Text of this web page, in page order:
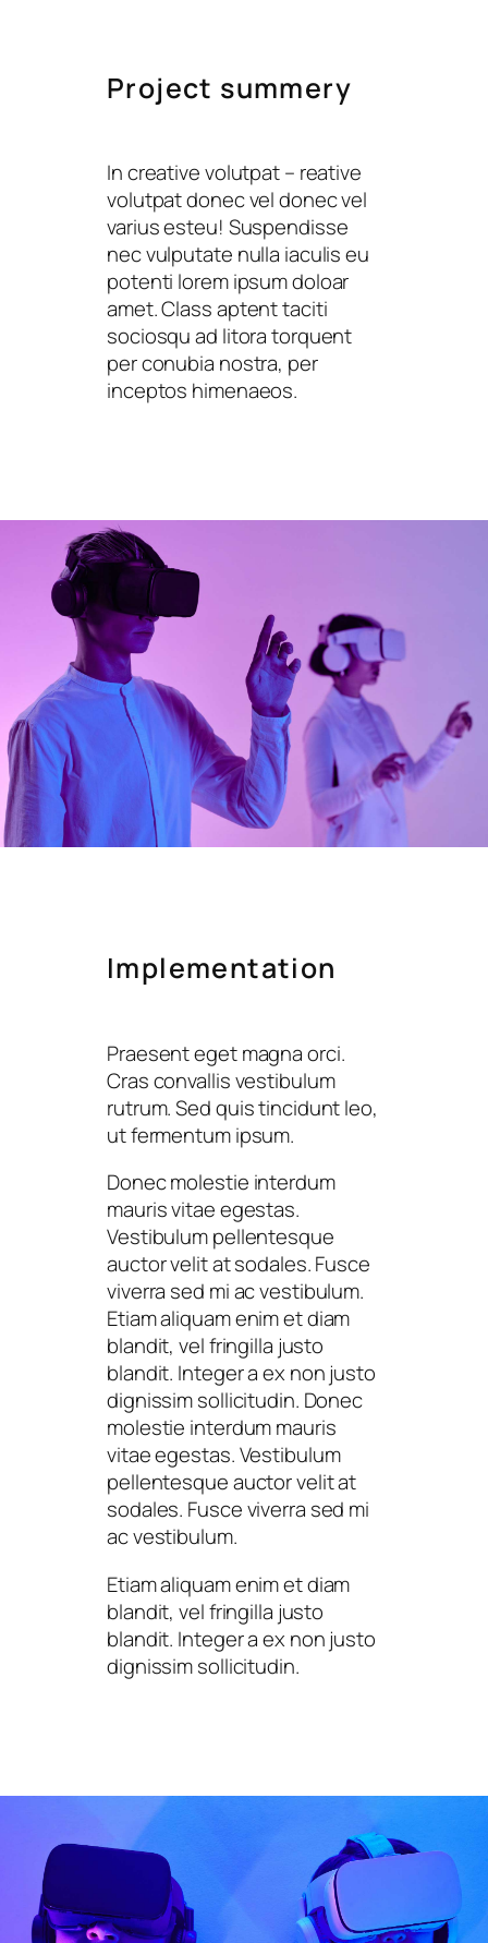
Project summery
In creative volutpat – reative
volutpat donec vel donec vel
varius esteu! Suspendisse
nec vulputate nulla iaculis eu
potenti lorem ipsum doloar
amet. Class aptent taciti
sociosqu ad litora torquent
per conubia nostra, per
inceptos himenaeos.
Implementation
Praesent eget magna orci.
Cras convallis vestibulum
rutrum. Sed quis tincidunt leo,
ut fermentum ipsum.
Donec molestie interdum
mauris vitae egestas.
Vestibulum pellentesque
auctor velit at sodales. Fusce
viverra sed mi ac vestibulum.
Etiam aliquam enim et diam
blandit, vel fringilla justo
blandit. Integer a ex non justo
dignissim sollicitudin. Donec
molestie interdum mauris
vitae egestas. Vestibulum
pellentesque auctor velit at
sodales. Fusce viverra sed mi
ac vestibulum.
Etiam aliquam enim et diam
blandit, vel fringilla justo
blandit. Integer a ex non justo
dignissim sollicitudin.